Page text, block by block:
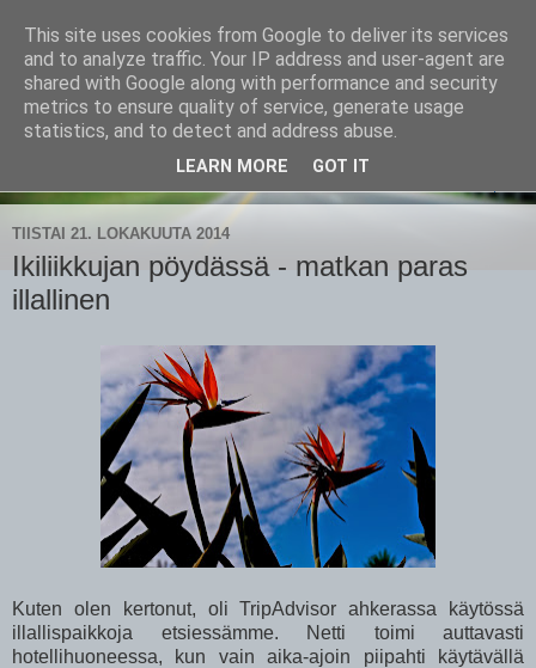
CampaSimpukka
kammen- ja kauhanpyöritystä
TIISTAI 21. LOKAKUUTA 2014
Ikiliikkujan pöydässä - matkan paras
illallinen
Kuten olen kertonut, oli TripAdvisor ahkerassa käytössä
illallispaikkoja etsiessämme. Netti toimi auttavasti
hotellihuoneessa, kun vain aika-ajoin piipahti käytävällä
This site uses cookies from Google to deliver its services
and to analyze traffic. Your IP address and user-agent are
shared with Google along with performance and security
metrics to ensure quality of service, generate usage
statistics, and to detect and address abuse.
LEARN MORE GOT IT